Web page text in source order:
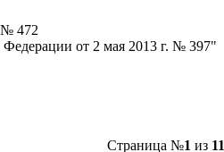
№ 472
от 2 мая 2013 г. № 397"
Страница №1 из 11